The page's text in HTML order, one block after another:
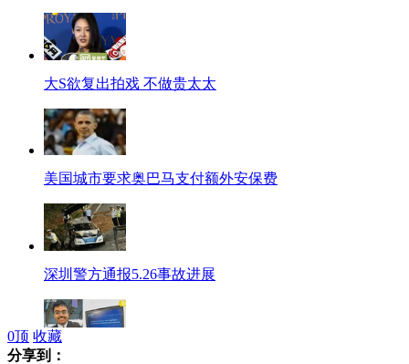
大S欲复出拍戏 不做贵太太
美国城市要求奥巴马支付额外安保费
深圳警方通报5.26事故进展
0顶 收藏
分享到：